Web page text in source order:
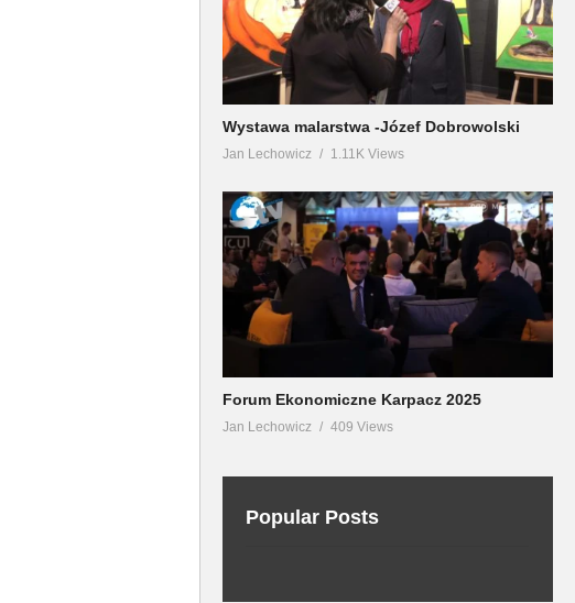
Wystawa malarstwa -Józef Dobrowolski
Jan Lechowicz 1.11K Views
Forum Ekonomiczne Karpacz 2025
Jan Lechowicz 409 Views
Popular Posts